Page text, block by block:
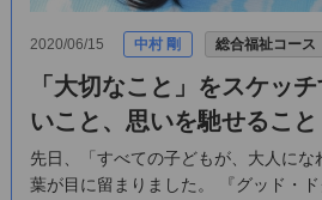
2020/06/15 中村 剛 総合福祉コース
「大切なこと」をスケッ
いこと、思いを馳せること
先日、「すべての子どもが、大人に
葉が目に留まりました。 『グッド・ド